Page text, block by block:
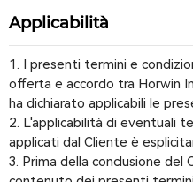
Applicabilità
I presenti termini e
offerta e accordo tra Horwin
ha dichiarato applicabili le
L'applicabilità di eventuali
applicati dal Cliente è
Prima della conclusione del